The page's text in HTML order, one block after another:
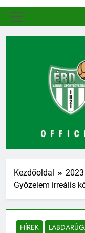
Kezdőoldal 2023
Győzelem irreális
HÍREK